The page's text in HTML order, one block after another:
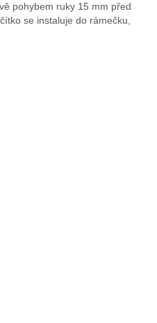
pohybem ruky 15 mm před
se instaluje do rámečku,